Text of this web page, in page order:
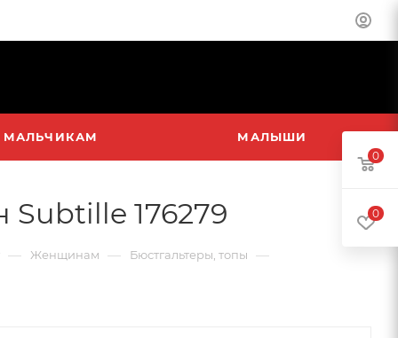
МАЛЬЧИКАМ МАЛЫШИ
176279
— Женщинам — Бюстгальтеры, топы —
0
0